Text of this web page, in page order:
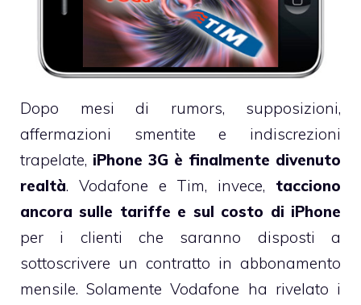
Dopo mesi di rumors, supposizioni,
affermazioni smentite e indiscrezioni
trapelate, iPhone 3G è finalmente divenuto
realtà. Vodafone e Tim, invece, tacciono
ancora sulle tariffe e sul costo di iPhone
per i clienti che saranno disposti a
sottoscrivere un contratto in abbonamento
mensile. Solamente Vodafone ha rivelato i